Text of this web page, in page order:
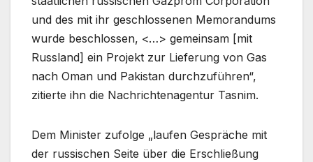
und des mit ihr geschlossenen Memorandums
wurde beschlossen, <…> gemeinsam [mit
Russland] ein Projekt zur Lieferung von Gas
nach Oman und Pakistan durchzuführen“,
zitierte ihn die Nachrichtenagentur Tasnim.
Dem Minister zufolge „laufen Gespräche mit
der russischen Seite über die Erschließung